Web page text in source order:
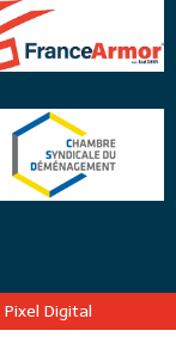
Pixel Digital